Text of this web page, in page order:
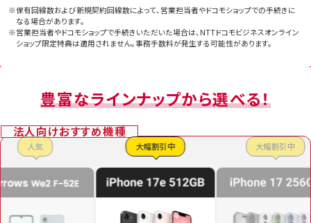
ット割」もしくは「home 5Gセット割」の割引額も日割適用となります。また、分割された
割引額の端数は、割引対象回線のうち電話番号の昇順で先頭の番号に適用します。
※8 月間利用可能データ量を海外200以上の国・地域で最大30GB・15日まで追加料金
なしでご利用になれます。
額利用料を請求いたします。ただし、2026年2月（予定）までは、対象料金プランを翌月
適用でお申込みの状態で、「ビジネス端末レスキュー」をご契約の場合、当月の「ビジネ
ス端末レスキュー」の月額利用料相当を割引いたします。ただし、翌月適用でお申し込み
キュー」の月額利用料を請求いたしますが、「ビジネス端末レスキュー利用規約」第15条
第1項に定める「ビジネス端末レスキュー」のサービス利用料を初月無料とする条件を満
たす場合は、この限りではありません。
※11 海外での発着信、WORLD WING 通話・通信料、「WORLD CALL」、「SMS」、「国際
SMS」、（0570）（0180） 等の他社接続サービス、（188）特番、（104）の番号案内料、衛星
電話／衛星船舶電話、ドコモが指定する電話番号（機械的な発信などにより、長時間又
は多数の通信を一定期間継続して接続する電話番号）などへの発信は定額・無料の対
※保有回線数および新規契約回線数によって、営業担当者やドコモショップでの手続きに
なる場合があります。
※営業担当者やドコモショップで手続きいただいた場合は、NTTドコモビジネスオンライン
ショップ限定特典は適用されません。事務手数料が発生する可能性があります。
豊富なラインナップから選べる！
法人向けおすすめ機種
人気 大幅割引中 大幅割引中